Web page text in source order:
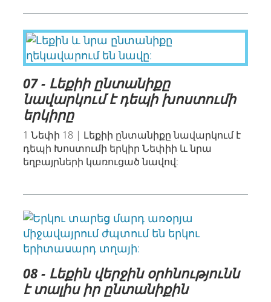
07 - Լեքիի ընտանիքը
նավարկում է դեպի խոստումի
երկիրը
1 Նեփի 18 | Լեքիի ընտանիքը նավարկում է
դեպի Խոստումի երկիր Նեփիի և նրա
եղբայրների կառուցած նավով:
08 - Լեքին վերջին օրհնությունն
է տալիս իր ընտանիքին